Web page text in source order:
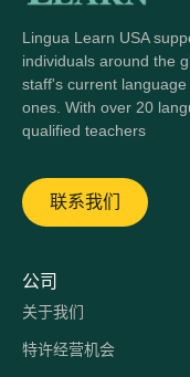
Lingua Learn USA
individuals around the
staff's current
ones. With over 20
qualified teachers
联系我们
公司
关于我们
特许经营机会